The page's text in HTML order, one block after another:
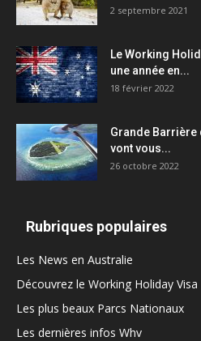
2 septembre 2021
Le Working
une année en...
18 février 2022
Grande Barrière
vont vous...
26 octobre 2022
Rubriques populaires
Les News en Australie
Découvrez le Working Holiday Visa
Les plus beaux Parcs Nationaux
Les dernières infos Whv